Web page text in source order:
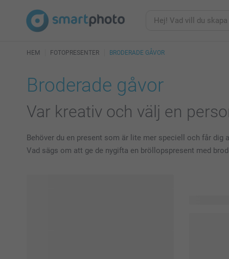
HEM FOTOPRESENTER BRODERADE GÅVOR
Broderade gåvor
Var kreativ och välj en
Behöver du en present som är lite mer speciell och får
Vad sägs om att ge de nygifta en bröllopspresent med